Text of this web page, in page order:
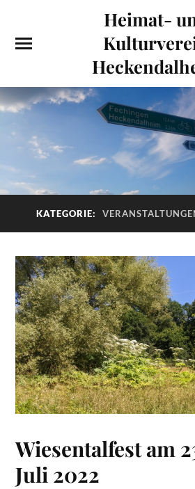
Heimat-
KATEGORIE:
Wiesentalfest am
Juli 2022